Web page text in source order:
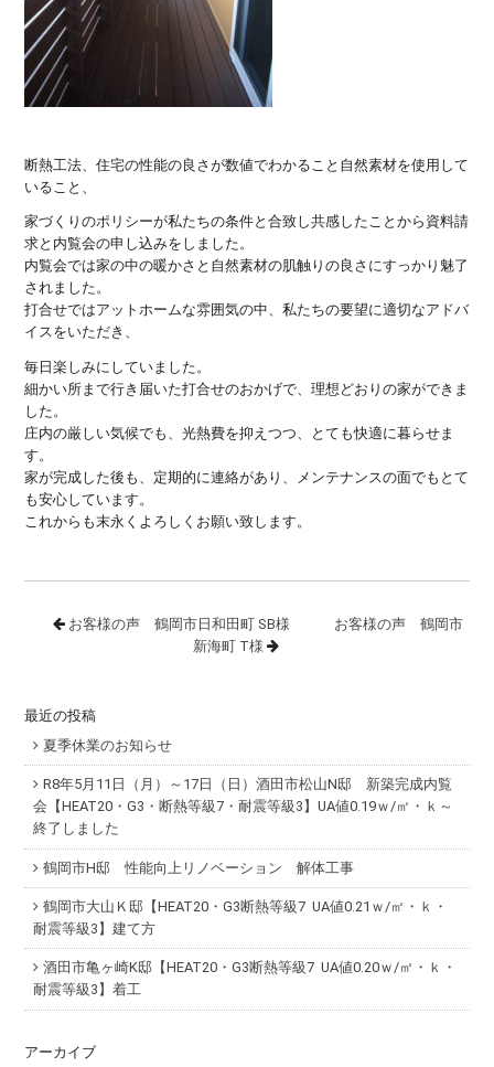
断熱工法、住宅の性能の良さが数値でわかること自然素材を使用して
いること、
家づくりのポリシーが私たちの条件と合致し共感したことから資料請
求と内覧会の申し込みをしました。
内覧会では家の中の暖かさと自然素材の肌触りの良さにすっかり魅了
されました。
打合せではアットホームな雰囲気の中、私たちの要望に適切なアドバ
イスをいただき、
毎日楽しみにしていました。
細かい所まで行き届いた打合せのおかげで、理想どおりの家ができま
した。
庄内の厳しい気候でも、光熱費を抑えつつ、とても快適に暮らせま
す。
家が完成した後も、定期的に連絡があり、メンテナンスの面でもとて
も安心しています。
これからも末永くよろしくお願い致します。
お客様の声 鶴岡市日和田町 SB様
お客様の声 鶴岡市
新海町 T様
最近の投稿
夏季休業のお知らせ
R8年5月11日（月）～17日（日）酒田市松山N邸 新築完成内覧
会【HEAT20・G3・断熱等級7・耐震等級3】UA値0.19ｗ/㎡・ｋ～
終了しました
鶴岡市H邸 性能向上リノベーション 解体工事
鶴岡市大山Ｋ邸【HEAT20・G3断熱等級7 UA値0.21ｗ/㎡・ｋ・
耐震等級3】建て方
酒田市亀ヶ崎K邸【HEAT20・G3断熱等級7 UA値0.20ｗ/㎡・ｋ・
耐震等級3】着工
アーカイブ